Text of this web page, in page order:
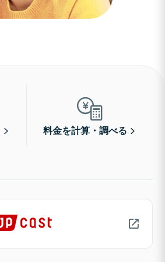
料金を計算・調べる